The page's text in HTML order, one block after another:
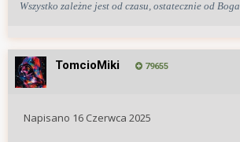
Wszystko zależne jest od czasu, ostatecznie od Boga
TomcioMiki 79655
Napisano 16 Czerwca 2025